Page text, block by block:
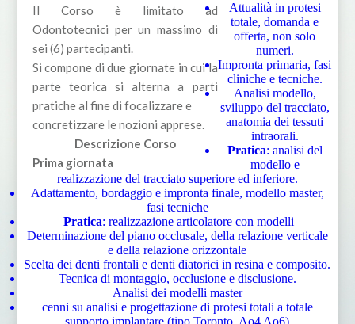
Il Corso è limitato ad
Odontotecnici per un massimo di
sei (6) partecipanti.
Si compone di due giornate in cui la
parte teorica si alterna a parti
pratiche al fine di focalizzare e
concretizzare le nozioni apprese.
Descrizione Corso
Prima giornata
Attualità in protesi
totale, domanda e
offerta, non solo
numeri.
Impronta primaria, fasi
cliniche e tecniche.
Analisi modello,
sviluppo del tracciato,
anatomia dei tessuti
intraorali.
Pratica: analisi del
modello e
realizzazione del tracciato superiore ed inferiore.
Adattamento, bordaggio e impronta finale, modello master,
fasi tecniche
Pratica: realizzazione articolatore con modelli
Determinazione del piano occlusale, della relazione verticale
e della relazione orizzontale
Scelta dei denti frontali e denti diatorici in resina e composito.
Tecnica di montaggio, occlusione e disclusione.
Analisi dei modelli master
cenni su analisi e progettazione di protesi totali a totale